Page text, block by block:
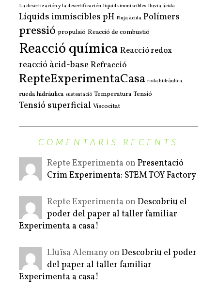
La desertización y la desertificación liquids immiscibles lluvia ácida
Líquids immisciblespH Pluja àcida Polímers
pressió propulsió Reacció de combustió
Reacció química Reacció redox
reacció àcid-base Refracció
RepteExperimentaCasa roda hidràulica
rueda hidráulica sustentació Temperatura Tensió
Tensió superficial Viscocitat
COMENTARIS RECENTS
Repte Experimenta on Presentació
Crim Experimenta: STEM TOY Factory
Repte Experimenta on Descobriu el
poder del paper al taller familiar
Experimenta a casa!
Lluïsa Alemany on Descobriu el poder
del paper al taller familiar
Experimenta a casa!